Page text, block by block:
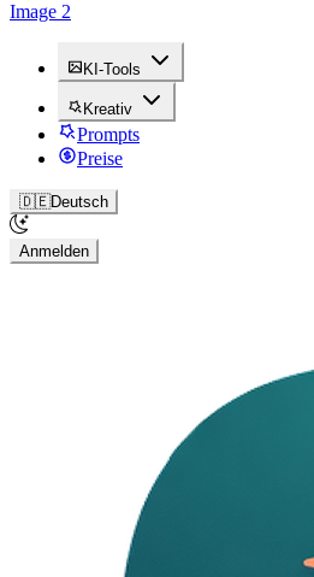
Image 2
KI-Tools
Kreativ
Prompts
Preise
🇩🇪Deutsch
Anmelden